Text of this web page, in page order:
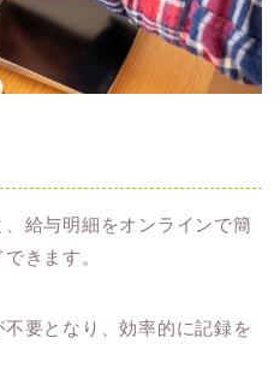
給与明細をオンラインで簡
きます。
要となり、効率的に記録を